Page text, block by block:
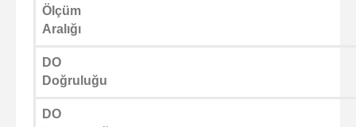
Ölçüm
Aralığı
DO
Doğruluğu
DO